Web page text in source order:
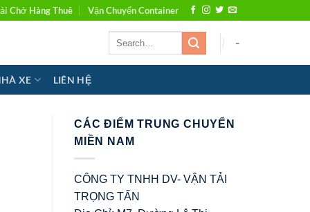
Chở Hàng Thuê Vận Chuyển Container
-
XE LIÊN HỆ
CÁC ĐIỂM TRUNG CHUYỂN
MIỀN NAM
CÔNG TY TNHH DV- VẬN TẢI
TRỌNG TẤN